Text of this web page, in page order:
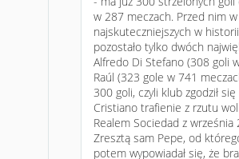
w 287 meczach. Przed nim
najskuteczniejszych w
pozostało tylko dwóch
Alfredo Di Stefano (308 goli
Raúl (323 gole w 741
300 goli, czyli klub zgodził
Cristiano trafienie z rzutu
Realem Sociedad z września
Zresztą sam Pepe, od
potem wypowiadał się, że